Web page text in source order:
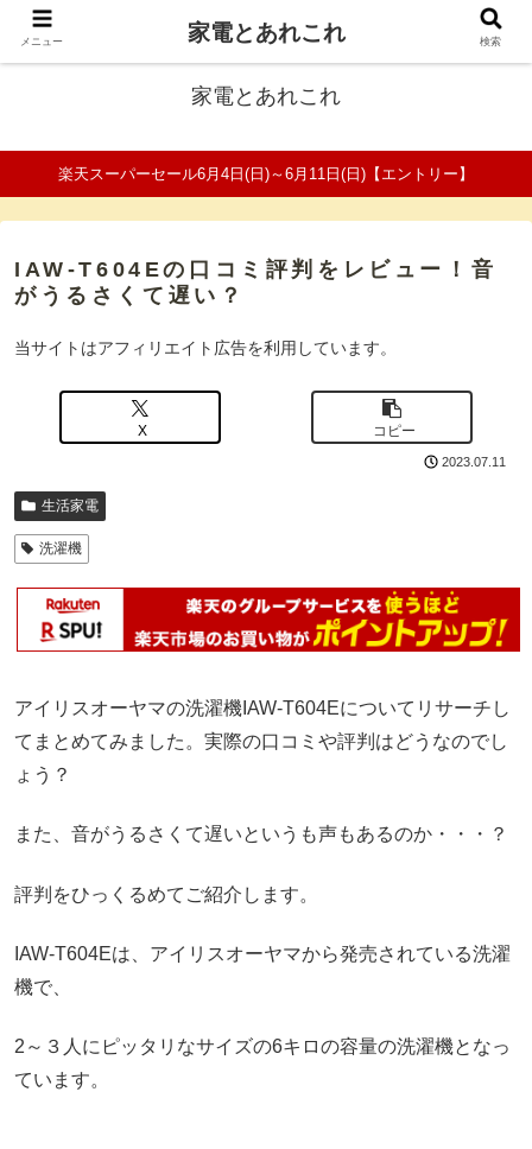
ファミリーの家電口コミ＆比較サイト
家電とあれこれ
楽天スーパーセール6月4日(日)～6月11日(日)【エントリー】
IAW-T604Eの口コミ評判をレビュー！音
がうるさくて遅い？
当サイトはアフィリエイト広告を利用しています。
X コピー
2023.07.11
生活家電
洗濯機
アイリスオーヤマの洗濯機IAW-T604Eについてリサーチし
てまとめてみました。実際の口コミや評判はどうなのでし
ょう？
また、音がうるさくて遅いというも声もあるのか・・・？
評判をひっくるめてご紹介します。
IAW-T604Eは、アイリスオーヤマから発売されている洗濯
機で、
2～３人にピッタリなサイズの6キロの容量の洗濯機となっ
ています。
メニュー 家電とあれこれ 検索